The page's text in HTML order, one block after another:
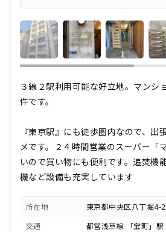
３線２駅利用可能な好立地。マンシ
件です。
『東京駅』にも徒歩圏内なので、出
メです。２４時間営業のスーパー「
いので買い物にも便利です。追焚機
機など設備も充実しています
所在地
東京都中央区八丁堀4-
交通
都営浅草線 「宝町」駅